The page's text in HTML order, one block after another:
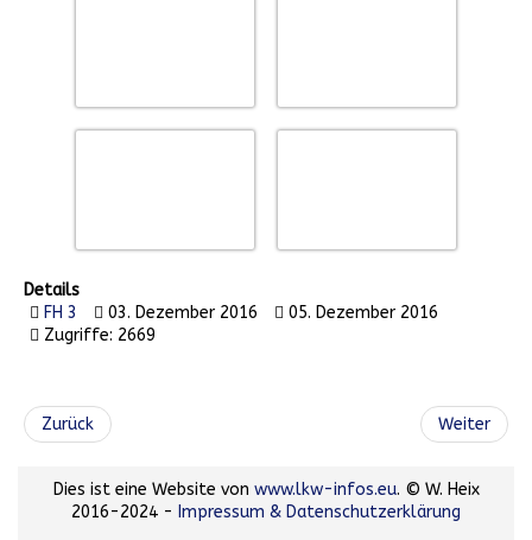
Details
FH 3
03. Dezember 2016
05. Dezember 2016
Zugriffe: 2669
Zurück Weiter
Dies ist eine Website von www.lkw-infos.eu. © W. Heix
2016-2024 - Impressum & Datenschutzerklärung